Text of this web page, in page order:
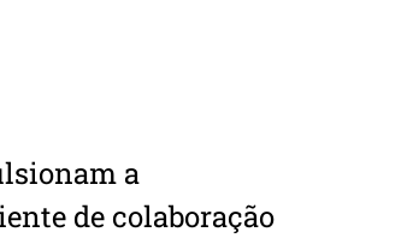
a
de colaboração